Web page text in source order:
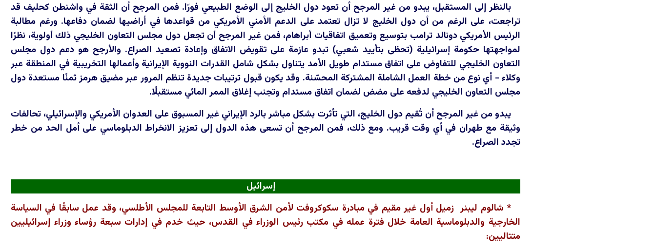
بالنظر إلى المستقبل، يبدو من غير المرجح أن تعود دول الخليج إلى الوضع الطبيعي فورًا. فمن المرجح أن الثقة في واشنطن كحليف قد
تراجعت، على الرغم من أن دول الخليج لا تزال تعتمد على الدعم الأمني الأمريكي من قواعدها في أراضيها لضمان دفاعها. ورغم مطالبة
الرئيس الأمريكي دونالد ترامب بتوسيع وتعميق اتفاقيات أبراهام، فمن غير المرجح أن تجعل دول مجلس التعاون الخليجي ذلك أولوية، نظرًا
لمواجهتها حكومة إسرائيلية (تحظى بتأييد شعبي) تبدو عازمة على تقويض الاتفاق وإعادة تصعيد الصراع. والأرجح هو دعم دول مجلس
التعاون الخليجي للتفاوض على اتفاق مستدام طويل الأمد يتناول بشكل شامل القدرات النووية الإيرانية وأعمالها التخريبية في المنطقة عبر
وكلاء - أي نوع من خطة العمل الشاملة المشتركة المحسّنة. وقد يكون قبول ترتيبات جديدة تنظم المرور عبر مضيق هرمز ثمنًا مستعدة دول
مجلس التعاون الخليجي لدفعه على مضض لضمان اتفاق مستدام وتجنب إغلاق الممر المائي مستقبلًا.
يبدو من غير المرجح أن تُقيم دول الخليج، التي تأثرت بشكل مباشر بالرد الإيراني غير المسبوق على العدوان الأمريكي والإسرائيلي، تحالفات
وثيقة مع طهران في أي وقت قريب. ومع ذلك، فمن المرجح أن تسعى هذه الدول إلى تعزيز الانخراط الدبلوماسي على أمل الحد من خطر
تجدد الصراع.
إسرائيل
* شالوم ليبنر زميل أول غير مقيم في مبادرة سكوكروفت لأمن الشرق الأوسط التابعة للمجلس الأطلسي، وقد عمل سابقًا في السياسة
الخارجية والدبلوماسية العامة خلال فترة عمله في مكتب رئيس الوزراء في القدس، حيث خدم في إدارات سبعة رؤساء وزراء إسرائيليين
متتاليين: